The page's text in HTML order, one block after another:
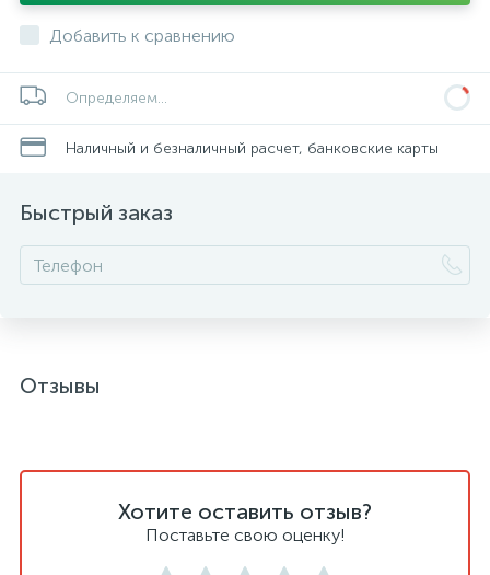
Добавить к сравнению
Определяем...
Наличный и безналичный расчет, банковские карты
Быстрый заказ
Отзывы
Хотите оставить отзыв?
Поставьте свою оценку!